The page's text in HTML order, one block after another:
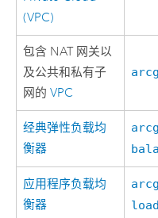
(VPC)
包含 NAT 网关以
及公共和私有子
网的VPC
经典弹性负载均
衡器
应用程序负载均
衡器